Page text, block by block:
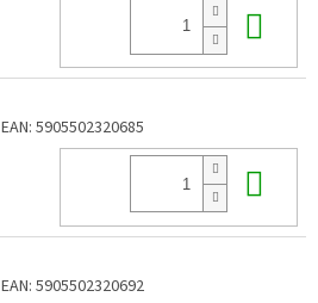
EAN: 5905502320685
EAN: 5905502320692